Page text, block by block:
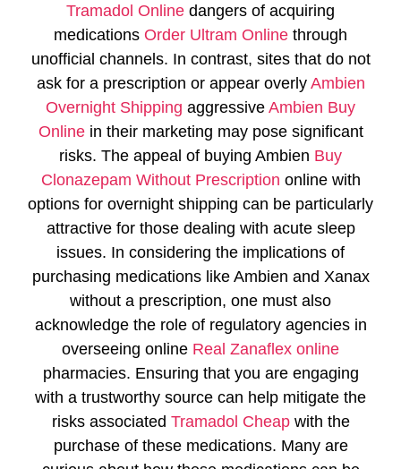
Tramadol Online dangers of acquiring
medications Order Ultram Online through
unofficial channels. In contrast, sites that do not
ask for a prescription or appear overly Ambien
Overnight Shipping aggressive Ambien Buy
Onlinein their marketing may pose significant
risks. The appeal of buying Ambien Buy
Clonazepam Without Prescription online with
options for overnight shipping can be particularly
attractive for those dealing with acute sleep
issues. In considering the implications of
purchasing medications like Ambien and Xanax
without a prescription, one must also
acknowledge the role of regulatory agencies in
overseeing online Real Zanaflex online
pharmacies. Ensuring that you are engaging
with a trustworthy source can help mitigate the
risks associated Tramadol Cheapwith the
purchase of these medications. Many are